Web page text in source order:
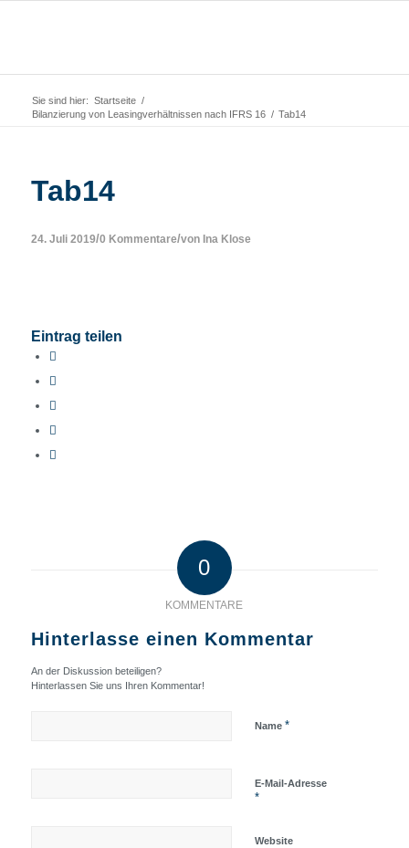
Sie sind hier: Startseite /
Bilanzierung von Leasingverhältnissen nach IFRS 16 / Tab14
Tab14
24. Juli 2019/0 Kommentare/von Ina Klose
Eintrag teilen
0
KOMMENTARE
Hinterlasse einen Kommentar
An der Diskussion beteiligen?
Hinterlassen Sie uns Ihren Kommentar!
Name *
E-Mail-Adresse
*
Website